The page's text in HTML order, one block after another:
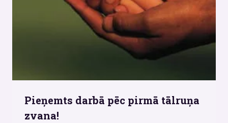
Pieņemts darbā pēc pirmā tālruņa
zvana!